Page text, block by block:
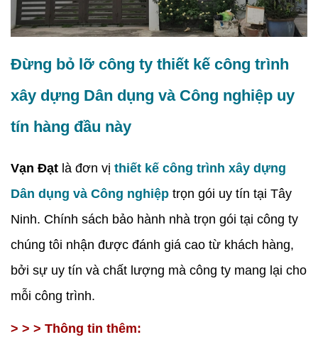
Đừng bỏ lỡ công ty thiết kế công trình
xây dựng Dân dụng và Công nghiệp uy
tín hàng đầu này
Vạn Đạt là đơn vị thiết kế công trình xây dựng
Dân dụng và Công nghiệp trọn gói uy tín tại Tây
Ninh. Chính sách bảo hành nhà trọn gói tại công ty
chúng tôi nhận được đánh giá cao từ khách hàng,
bởi sự uy tín và chất lượng mà công ty mang lại cho
mỗi công trình.
> > > Thông tin thêm: